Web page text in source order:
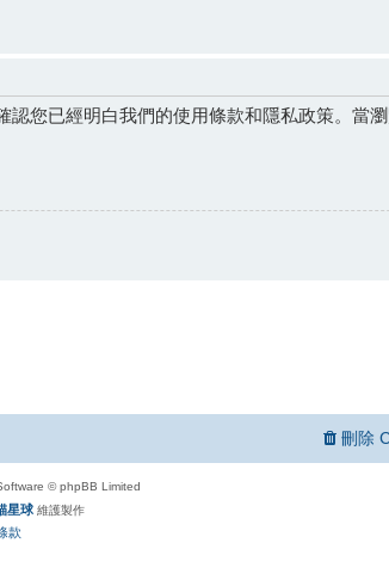
您已經明白我們的使用條款和隱私政策。當
刪除
© phpBB Limited
星球 維護製作
款